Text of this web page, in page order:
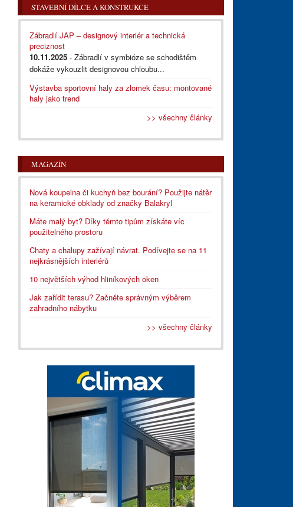
STAVEBNÍ DÍLCE A KONSTRUKCE
Zábradlí JAP – designový interiér a technická
preciznost
10.11.2025 - Zábradlí v symbióze se schodištěm
dokáže vykouzlit designovou chloubu...
Výstavba sportovní haly za zlomek času: montované
haly jako trend
>> všechny články
MAGAZÍN
Nová koupelna či kuchyň bez bourání? Použijte nátěr
na keramické obklady od značky Balakryl
Máte malý byt? Díky těmto tipům získáte víc
použitelného prostoru
Chaty a chalupy zažívají návrat. Podívejte se na 11
nejkrásnějších interiérů
10 největších výhod hliníkových oken
Jak zařídit terasu? Začněte správným výběrem
zahradního nábytku
>> všechny články